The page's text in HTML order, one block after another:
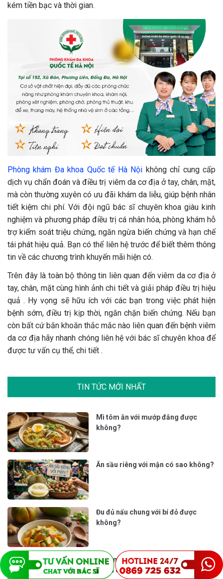
kém tiền bạc và thời gian.
Phòng khám Đa khoa Quốc tế Hà Nội không chỉ cung cấp
dịch vụ chẩn đoán và điều trị viêm da cơ địa ở tay, chân, mặt,
mà còn thường xuyên có ưu đãi khám da liễu, giúp bệnh nhân
tiết kiệm chi phí. Với đội ngũ bác sĩ chuyên khoa giàu kinh
nghiệm và phương pháp điều trị cá nhân hóa, phòng khám hỗ
trợ kiểm soát triệu chứng, ngăn ngừa biến chứng và hạn chế
tái phát hiệu quả. Bạn có thể liên hệ trước để biết thêm thông
tin về các chương trình khuyến mãi hiện có.
Trên đây là toàn bộ thông tin liên quan đến viêm da cơ địa ở
tay, chân, mặt cùng hình ảnh chi tiết và giải pháp điều trị hiệu
quả . Hy vọng sẽ hữu ích với các bạn trong việc phát hiện
bệnh sớm, điều trị kịp thời, ngăn chặn biến chứng. Nếu bạn
còn bất cứ băn khoăn thắc mắc nào liên quan đến bệnh viêm
da cơ địa hãy nhanh chóng liên hệ với bác sĩ chuyên khoa để
được tư vấn cụ thể, chi tiết .
TIN TỨC MỚI NHẤT
Mì tôm ăn với mướp đắng được
không?
Ăn sầu riêng với mận có sao không?
Đu đủ nấu chung với bí đỏ được
không?
Mì tôm omachi xốt bò hầm bao
nhiêu calo và ăn có béo không?